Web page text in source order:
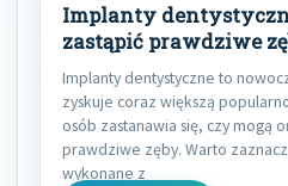
Implanty
zastąpić prawdziwe
Implanty dentystyczne to
zyskuje coraz większą
osób zastanawia się, czy mogą
prawdziwe zęby. Warto
wykonane z